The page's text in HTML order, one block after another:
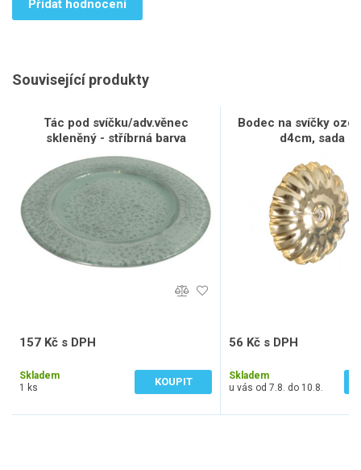
Přidat hodnocení
Související produkty
Tác pod svíčku/adv.věnec
skleněný - stříbrná barva
YQH2166-1
157 Kč s DPH
Skladem
1 ks
KOUPIT
Bodec na svíčky
d4cm, sada 5
56 Kč s DPH
Skladem
u vás od 7.8. do 10.8.